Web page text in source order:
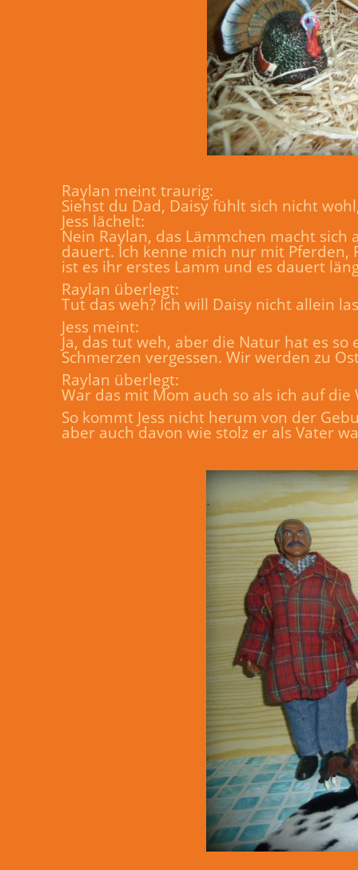
Raylan meint traurig:
Siehst du Dad, Daisy fühlt sich nicht
Jess lächelt:
Nein Raylan, das Lämmchen macht sich
dauert. Ich kenne mich nur mit Pferden,
ist es ihr erstes Lamm und es dauert
Raylan überlegt:
Tut das weh? Ich will Daisy nicht allein
Jess meint:
Ja, das tut weh, aber die Natur hat es
Schmerzen vergessen. Wir werden zu
Raylan überlegt:
War das mit Mom auch so als ich auf
So kommt Jess nicht herum von der
aber auch davon wie stolz er als Vater